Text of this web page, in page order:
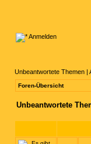
Anmelden
Unbeantwortete Themen |
Foren-Übersicht
Unbeantwortete